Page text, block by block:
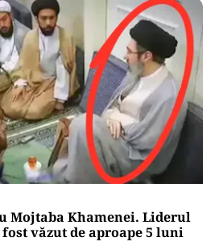
Mojtaba Khamenei. Liderul
văzut de aproape 5 luni